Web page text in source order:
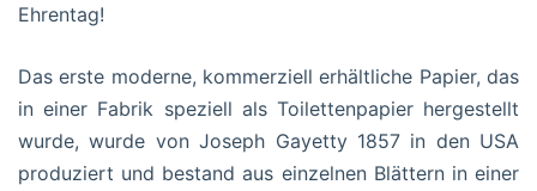
Ehrentag!
Das erste moderne, kommerziell erhältliche Papier, das
in einer Fabrik speziell als Toilettenpapier hergestellt
wurde, wurde von Joseph Gayetty 1857 in den USA
produziert und bestand aus einzelnen Blättern in einer